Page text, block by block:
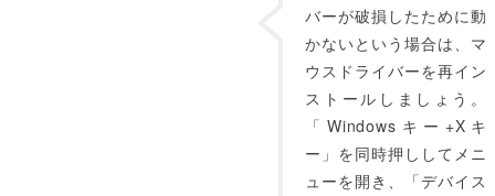
バーが破損したために動
かないという場合は、マ
ウスドライバーを再イン
ストールしましょう。
「Windowsキー+Xキ
ー」を同時押ししてメニ
ューを開き、「デバイス